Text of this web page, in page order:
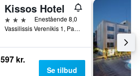
Kissos Hotel
3 stjernerEnestående 8,0
Vassilissis Verenikis 1, Paphos, Cypern
597 kr.
Se tilbud